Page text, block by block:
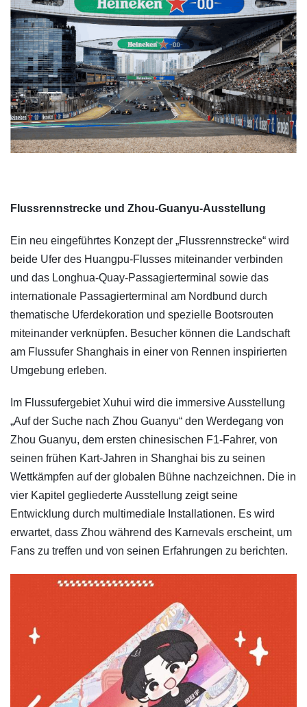
Flussrennstrecke und Zhou-Guanyu-Ausstellung
Ein neu eingeführtes Konzept der „Flussrennstrecke“ wird
beide Ufer des Huangpu-Flusses miteinander verbinden
und das Longhua-Quay-Passagierterminal sowie das
internationale Passagierterminal am Nordbund durch
thematische Uferdekoration und spezielle Bootsrouten
miteinander verknüpfen. Besucher können die Landschaft
am Flussufer Shanghais in einer von Rennen inspirierten
Umgebung erleben.
Im Flussufergebiet Xuhui wird die immersive Ausstellung
„Auf der Suche nach Zhou Guanyu“ den Werdegang von
Zhou Guanyu, dem ersten chinesischen F1-Fahrer, von
seinen frühen Kart-Jahren in Shanghai bis zu seinen
Wettkämpfen auf der globalen Bühne nachzeichnen. Die in
vier Kapitel gegliederte Ausstellung zeigt seine
Entwicklung durch multimediale Installationen. Es wird
erwartet, dass Zhou während des Karnevals erscheint, um
Fans zu treffen und von seinen Erfahrungen zu berichten.